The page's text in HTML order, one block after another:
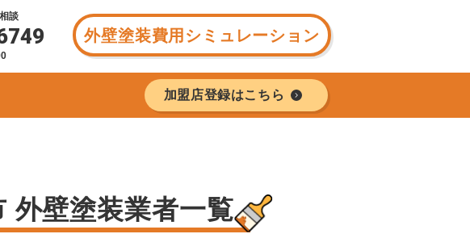
談
外壁塗装費用シミュレーション
加盟店登録はこちら
外壁塗装業者一覧